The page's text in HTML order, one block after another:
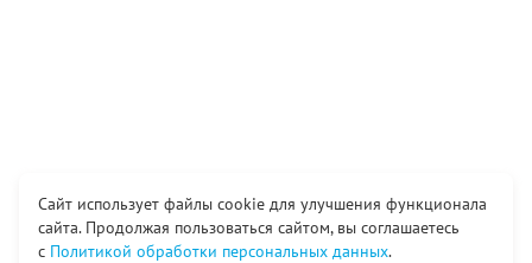
Сайт использует файлы cookie для улучшения функционала
сайта. Продолжая пользоваться сайтом, вы соглашаетесь
с Политикой обработки персональных данных.